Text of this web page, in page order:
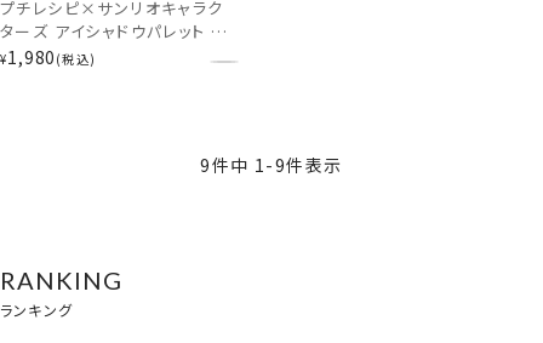
プチレシピ×サンリオキャラク
ターズ アイシャドウパレット ＜
シナモロール＞ CM43639
¥1,980 税込
9件中 1-9件表示
RANKING
ランキング